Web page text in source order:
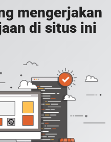
mengerjakan
di situs ini